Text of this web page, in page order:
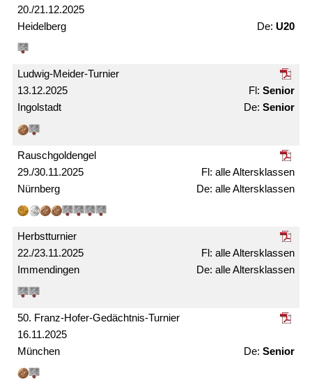
20./21.12.2025
Heidelberg U20
13.12.2025
Ludwig-Meider-Turnier
Ingolstadt
Senior
Senior
29./30.11.2025
Rausch­gold­engel
Nürnberg
alle Alters­klassen
alle Alters­­klassen
22./23.11.2025
Herbst­turnier
Immendingen
alle Alters­klassen
alle Alters­klassen
16.11.2025
50. Franz-Hofer-Gedächtnis-Turnier
München Senior